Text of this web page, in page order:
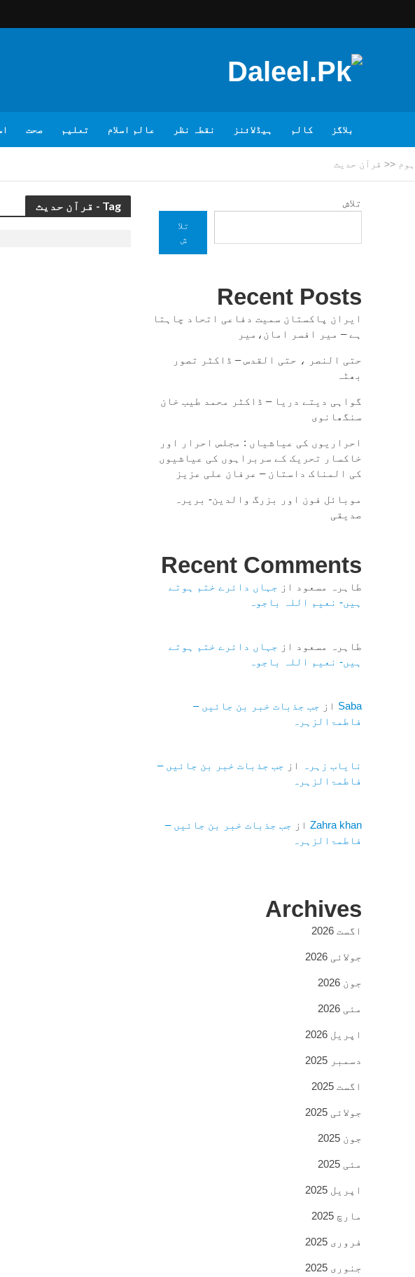
بلاگز کالم ہیڈلائنز نقطہ نظر عالم اسلام تعلیم صحت
ہوم << قرآن حدیث
Tag - قرآن حدیث تلاش
تلا
ش
Recent Posts
ایران پاکستان سمیت دفاعی اتحاد چاہتا
ہے – میر افسر امان،میر
حتی النصر ، حتی القدس – ڈاکٹر تصور
بھٹہ
گواہی دیتے دریا – ڈاکٹر محمد طیب خان
سنگھانوی
احراریوں کی عیاشیاں : مجلس احرار اور
خاکسار تحریک کے سربراہوں کی عیاشیوں
کی المناک داستان – عرفان علی عزیز
موبائل فون اور بزرگ والدین- بریرہ
صدیقی
Recent Comments
طاہرہ مسعود از جہاں دائرے ختم ہوتے
ہیں- نعیم اللہ باجوہ
طاہرہ مسعود از جہاں دائرے ختم ہوتے
ہیں- نعیم اللہ باجوہ
Saba از جب جذبات خبر بن جائیں –
فاطمۃالزہرہ
نایاب زہرہ از جب جذبات خبر بن جائیں –
فاطمۃالزہرہ
Zahra khanاز جب جذبات خبر بن جائیں –
فاطمۃالزہرہ
Archives
اگست 2026
جولائی 2026
جون 2026
مئی 2026
اپریل 2026
دسمبر 2025
اگست 2025
جولائی 2025
جون 2025
مئی 2025
اپریل 2025
مارچ 2025
فروری 2025
جنوری 2025